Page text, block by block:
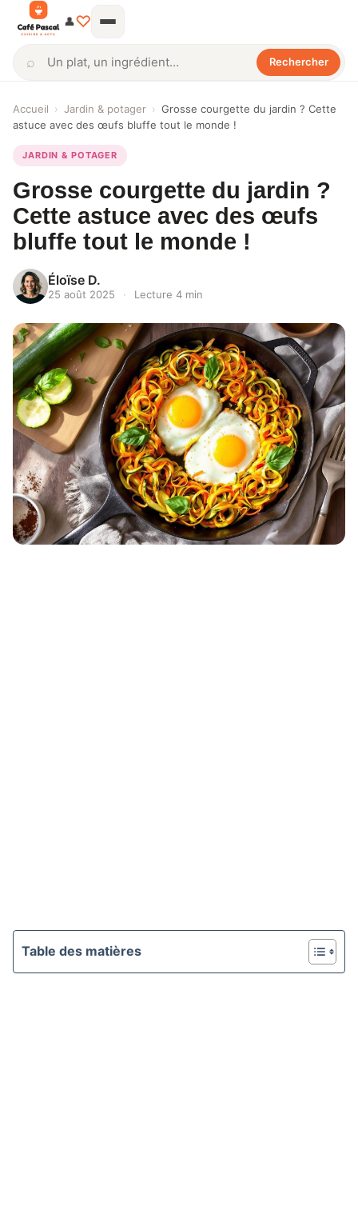
⌕
Rechercher
Rechercher
👤♡
Accueil › Jardin & potager › Grosse courgette du jardin ? Cette
astuce avec des œufs bluffe tout le monde !
JARDIN & POTAGER
Grosse courgette du jardin ?
Cette astuce avec des œufs
bluffe tout le monde !
Éloïse D.
25 août 2025 · Lecture 4 min
Table des matières